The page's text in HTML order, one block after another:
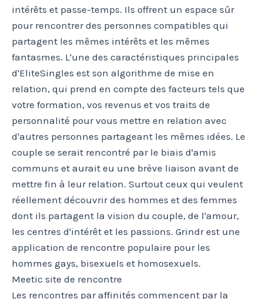
intérêts et passe-temps. Ils offrent un espace sûr
pour rencontrer des personnes compatibles qui
partagent les mêmes intérêts et les mêmes
fantasmes. L'une des caractéristiques principales
d'EliteSingles est son algorithme de mise en
relation, qui prend en compte des facteurs tels que
votre formation, vos revenus et vos traits de
personnalité pour vous mettre en relation avec
d'autres personnes partageant les mêmes idées. Le
couple se serait rencontré par le biais d'amis
communs et aurait eu une brève liaison avant de
mettre fin à leur relation. Surtout ceux qui veulent
réellement découvrir des hommes et des femmes
dont ils partagent la vision du couple, de l'amour,
les centres d'intérêt et les passions. Grindr est une
application de rencontre populaire pour les
hommes gays, bisexuels et homosexuels.
Meetic site de rencontre
Les rencontres par affinités commencent par la